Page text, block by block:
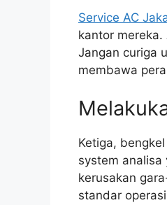
Service AC
kantor
Jangan curiga
membawa
Ketiga, bengkel
system analisa
kerusakan
standar